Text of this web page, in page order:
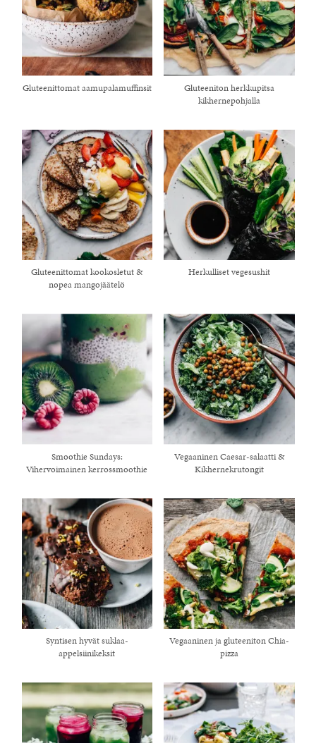
Gluteenittomat aamupalamuffinsit
Gluteeniton herkkupitsa
kikhernepohjalla
Gluteenittomat kookosletut &
nopea mangojäätelö
Herkulliset vegesushit
Smoothie Sundays:
Vihervoimainen kerrossmoothie
Vegaaninen Caesar-salaatti &
Kikhernekrutongit
Syntisen hyvät suklaa-
appelsiinikeksit
Vegaaninen ja gluteeniton Chia-
pizza